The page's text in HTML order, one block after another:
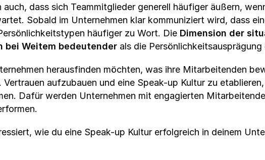
auch, dass sich Teammitglieder generell häufiger äußern,
Sobald im Unternehmen klar kommuniziert wird, dass
häufiger zu Wort. Die Dimension der
bei Weitem bedeutender als die
herausfinden möchten, was ihre Mitarbeitenden
Vertrauen aufzubauen und eine Speak-up Kultur zu
Dafür werden Unternehmen mit engagierten
wie du eine Speak-up Kultur erfolgreich in deinem